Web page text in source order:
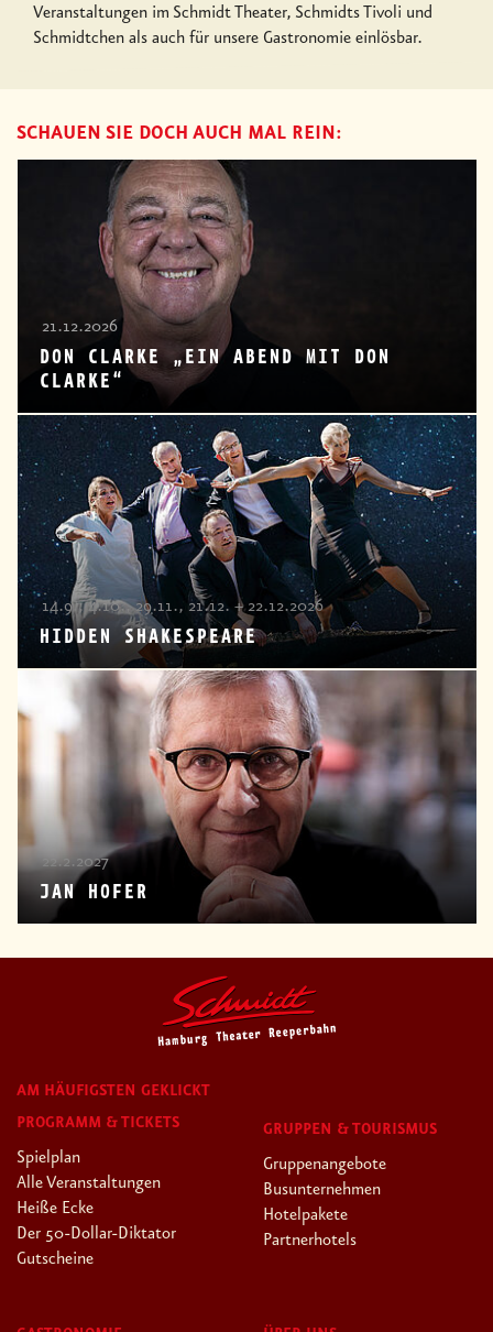
Veranstaltungen im Schmidt Theater, Schmidts Tivoli und
Schmidtchen als auch für unsere Gastronomie einlösbar.
SCHAUEN SIE DOCH AUCH MAL REIN:
21.12.2026
DON CLARKE „EIN ABEND MIT DON
CLARKE“
14.9., 4.10., 29.11., 21.12. + 22.12.2026
HIDDEN SHAKESPEARE
22.2.2027
JAN HOFER
AM HÄUFIGSTEN GEKLICKT
PROGRAMM & TICKETS
Spielplan
Alle Veranstaltungen
Heiße Ecke
Der 50-Dollar-Diktator
Gutscheine
GRUPPEN & TOURISMUS
Gruppenangebote
Busunternehmen
Hotelpakete
Partnerhotels